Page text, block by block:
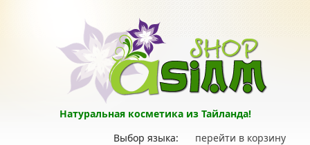
Натуральная косметика из Тайланда!
перейти в корзину
Выбор языка: